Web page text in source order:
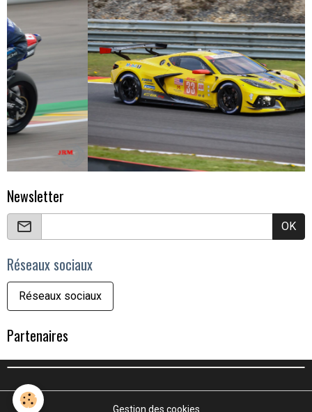
Newsletter
OK
Réseaux sociaux
Réseaux sociaux
Partenaires
Gestion des cookies